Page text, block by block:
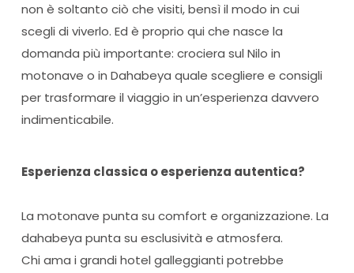
non è soltanto ciò che visiti, bensì il modo in cui
scegli di viverlo. Ed è proprio qui che nasce la
domanda più importante: crociera sul Nilo in
motonave o in Dahabeya quale scegliere e consigli
per trasformare il viaggio in un’esperienza davvero
indimenticabile.
Esperienza classica o esperienza autentica?
La motonave punta su comfort e organizzazione. La
dahabeya punta su esclusività e atmosfera.
Chi ama i grandi hotel galleggianti potrebbe